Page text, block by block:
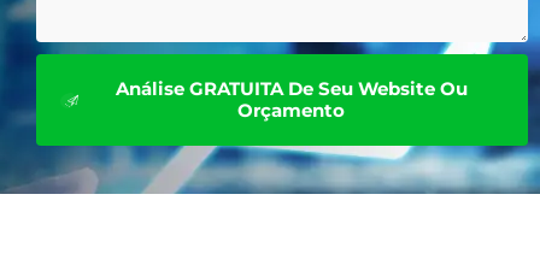
Análise GRATUITA De Seu Website Ou
Orçamento